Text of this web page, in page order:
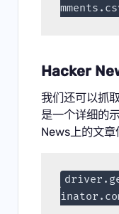
Hacker
我们还可以抓
是一个详细的
News上的文章